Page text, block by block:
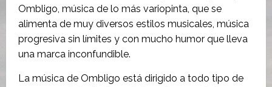
Ombligo, música de lo más variopinta, que se
alimenta de muy diversos estilos musicales, música
progresiva sin límites y con mucho humor que lleva
una marca inconfundible.
La música de Ombligo está dirigido a todo tipo de